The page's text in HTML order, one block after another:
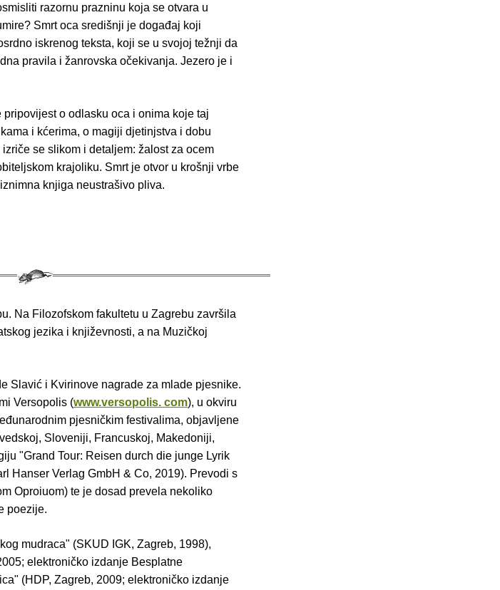
razornu prazninu koja se otvara u
Smrt oca središnji je događaj koji
iskrenog teksta, koji se u svojoj težnji da
pravila i žanrovska očekivanja. Jezero je i
o odlasku oca i onima koje taj
i kćerima, o magiji djetinjstva i dobu
se slikom i detaljem: žalost za ocem
krajoliku. Smrt je otvor u krošnji vrbe
knjiga neustrašivo pliva.
Na Filozofskom fakultetu u Zagrebu završila
jezika i književnosti, a na Muzičkoj
Slavić i Kvirinove nagrade za mlade pjesnike.
Versopolis (www.versopolis. com), u okviru
pjesničkim festivalima, objavljene
Sloveniji, Francuskoj, Makedoniji,
"Grand Tour: Reisen durch die junge Lyrik
Hanser Verlag GmbH & Co, 2019). Prevodi s
Oproiuom) te je dosad prevela nekoliko
poezije.
mudraca" (SKUD IGK, Zagreb, 1998),
elektroničko izdanje Besplatne
(HDP, Zagreb, 2009; elektroničko izdanje